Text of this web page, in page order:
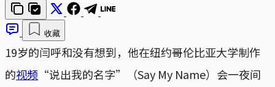
收藏
19岁的闫呼和没有想到，他在纽约哥伦比亚大学制作
的视频 “说出我的名字”（Say My Name）会一夜间